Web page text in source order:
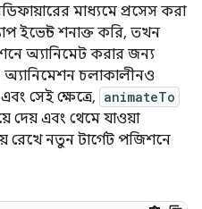
মাধ্যমে প্রসেস করা
ইভেন্ট শনাক্ত করি, তখন
অ্যানিমেট করার জন্য
চলাকালীনও
সেই ক্ষেত্রে, animateTo
দেয় এবং থেমে যাওয়া
রেখে নতুন টার্গেট পজিশনে